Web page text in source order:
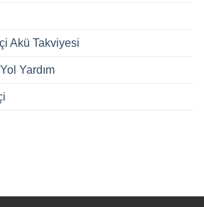
Akü Takviyesi
Yardım